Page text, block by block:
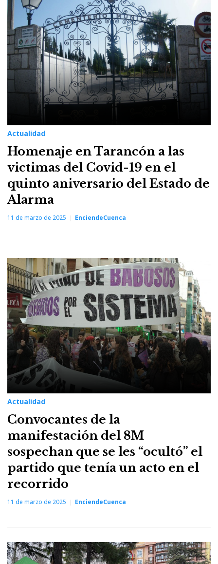
Actualidad
Homenaje en Tarancón a las
victimas del Covid-19 en el
quinto aniversario del Estado de
Alarma
11 de marzo de 2025 EnciendeCuenca
Actualidad
Convocantes de la
manifestación del 8M
sospechan que se les “ocultó” el
partido que tenía un acto en el
recorrido
11 de marzo de 2025 EnciendeCuenca